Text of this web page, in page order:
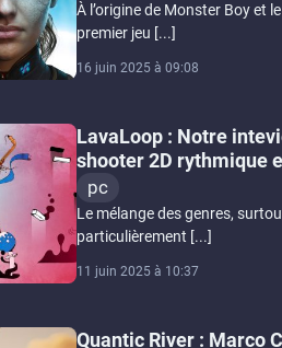
À l’origine de Monster Boy et
premier jeu [...]
16 juin 2025 à 09:08
LavaLoop : Notre
shooter 2D rythmique
pc
Le mélange des genres,
particulièrement [...]
11 juin 2025 à 10:37
Quantic River : Marco